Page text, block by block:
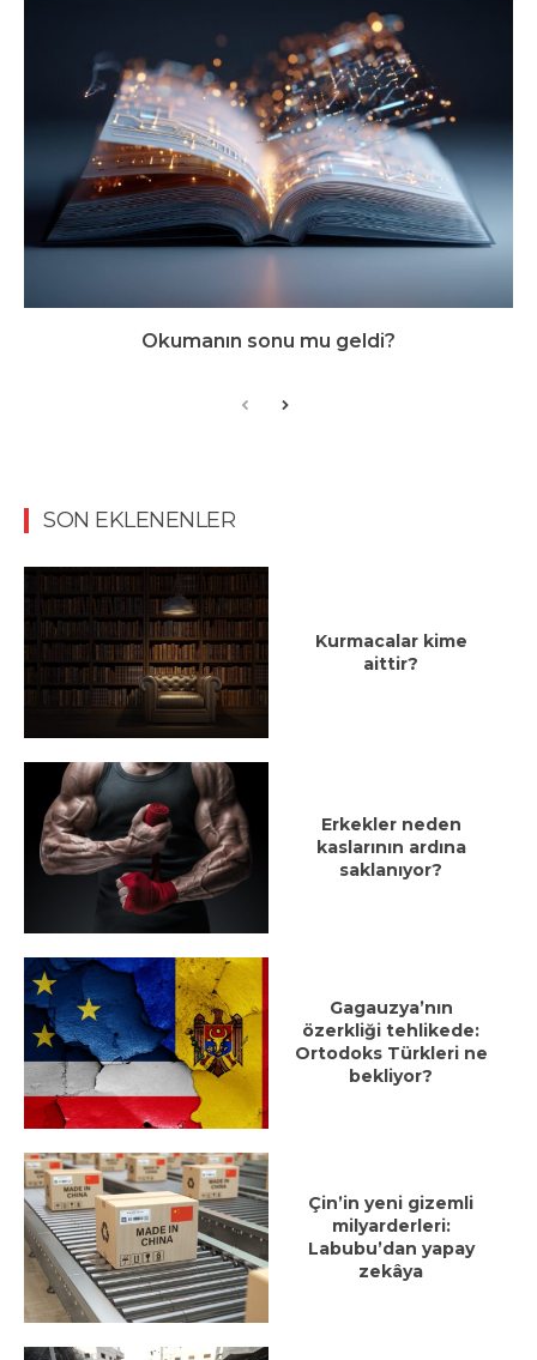
Okumanın sonu mu geldi?
SON EKLENENLER
Kurmacalar kime
aittir?
Erkekler neden
kaslarının ardına
saklanıyor?
Gagauzya’nın
özerkliği tehlikede:
Ortodoks Türkleri ne
bekliyor?
Çin’in yeni gizemli
milyarderleri:
Labubu’dan yapay
zekâya